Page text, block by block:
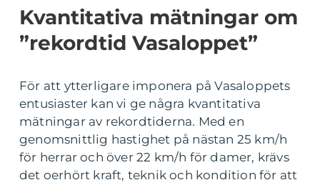
Kvantitativa mätningar om
”rekordtid Vasaloppet”
För att ytterligare imponera på Vasaloppets
entusiaster kan vi ge några kvantitativa
mätningar av rekordtiderna. Med en
genomsnittlig hastighet på nästan 25 km/h
för herrar och över 22 km/h för damer, krävs
det oerhört kraft, teknik och kondition för att